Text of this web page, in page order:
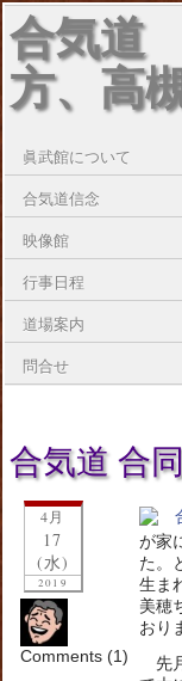
合気道
方、高
眞武館について
合気道信念
映像館
行事日程
道場案内
問合せ
合気道 合
4月
17
(水)
2019
Comments (1)
が家
た。
生ま
美穂
おり
先